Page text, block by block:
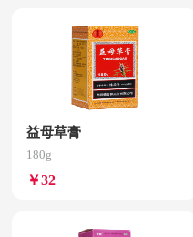
益母草膏
180g
￥32